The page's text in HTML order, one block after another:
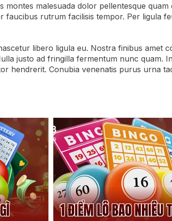
malesuada dolor pellentesque
rutrum facilisis tempor. Per ligula
libero ligula eu. Nostra finibus amet
justo ad fringilla fermentum nunc quam.
hendrerit. Conubia venenatis purus urna
1 điểm lô bao nhiêu tiền